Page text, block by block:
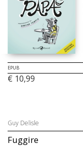
EPUB
€ 10,99
Guy Delisle
Fuggire